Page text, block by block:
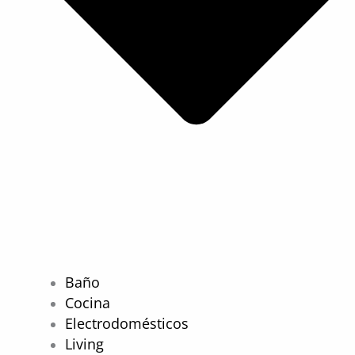
Baño
Cocina
Electrodomésticos
Living